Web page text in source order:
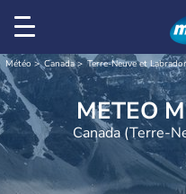
Météo Canada Terre-Neuve et Labrador
Canada (Terre-